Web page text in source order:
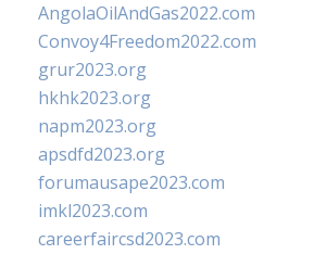
AngolaOilAndGas2022.com
Convoy4Freedom2022.com
grur2023.org
hkhk2023.org
napm2023.org
apsdfd2023.org
forumausape2023.com
imkl2023.com
careerfaircsd2023.com